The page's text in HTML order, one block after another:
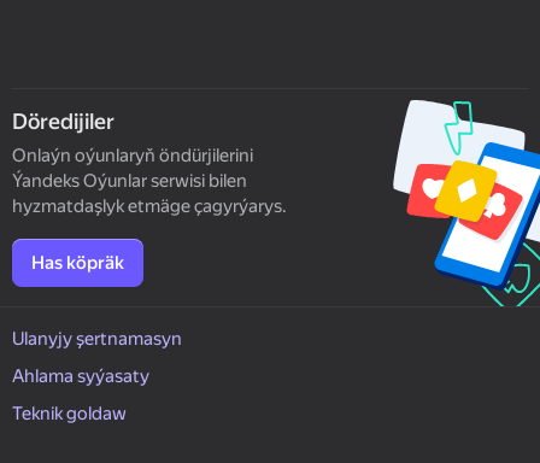
Döredijiler
Onlaýn oýunlaryň öndürjilerini
Ýandeks Oýunlar serwisi bilen
hyzmatdaşlyk etmäge çagyrýarys.
Has köpräk
Ulanyjy şertnamasyn
Ahlama syýasaty
Teknik goldaw